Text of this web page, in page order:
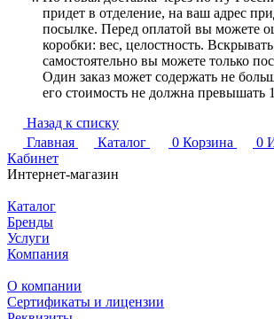
придет в отделение, на ваш адрес
посылке. Перед оплатой вы можете
коробки: вес, целостность.
самостоятельно вы можете только
Один заказ может содержать не
его стоимость не должна превышать
Назад к списку
Главная
Каталог 0 Корзина 0
Кабинет
Интернет-магазин
Каталог
Бренды
Услуги
Компания
О компании
Сертификаты и лицензии